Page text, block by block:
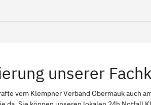
unserer
vom Klempner Verband Obermauk auch